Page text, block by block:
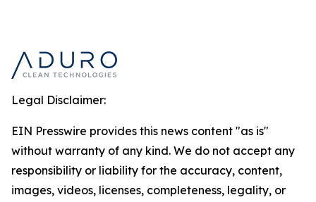
Legal Disclaimer:
EIN Presswire provides this news content "as is"
without warranty of any kind. We do not accept any
responsibility or liability for the accuracy, content,
images, videos, licenses, completeness, legality, or